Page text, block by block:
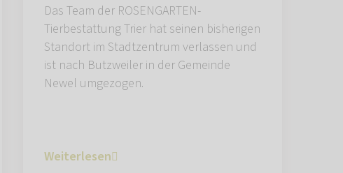
Das Team der ROSENGARTEN-
Tierbestattung Trier hat seinen bisherigen
Standort im Stadtzentrum verlassen und
ist nach Butzweiler in der Gemeinde
Newel umgezogen.
Weiterlesen